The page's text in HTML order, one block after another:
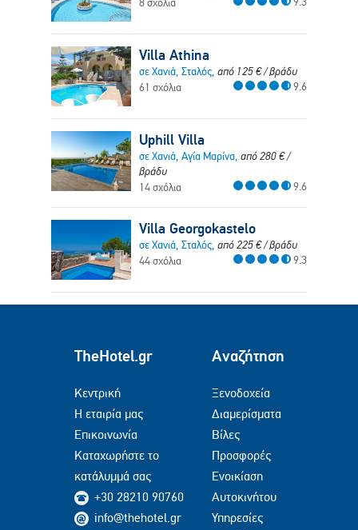
8 σχόλια
Villa Athina
σε Χανιά, Σταλός, από 125€/ βράδυ
61 σχόλια
9.6
Uphill Villa
σε Χανιά, Αγία Μαρίνα, από280€/
βράδυ
14 σχόλια
9.6
Villa Georgokastelo
σε Χανιά, Σταλός, από225€/ βράδυ
44 σχόλια
9.3
TheHotel.gr
Κεντρική
Η εταιρία μας
Επικοινωνία
Καταχωρήστε το
κατάλυμμά σας
+30 28210 90760
info@thehotel.gr
Αναζήτηση
Ξενοδοχεία
Διαμερίσματα
Βίλες
Προσφορές
Ενοικίαση
Αυτοκινήτου
Υπηρεσίες